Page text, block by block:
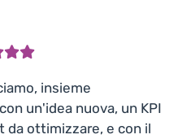
insieme
un'idea nuova, un KPI
da ottimizzare, e con il